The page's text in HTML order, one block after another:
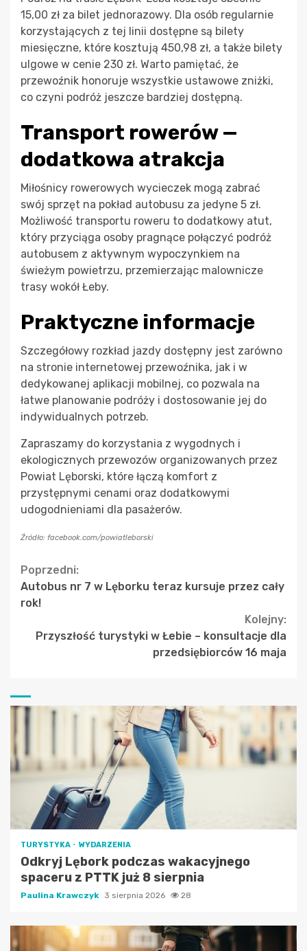
15,00 zł za bilet jednorazowy. Dla osób regularnie
korzystających z tej linii dostępne są bilety
miesięczne, które kosztują 450,98 zł, a także bilety
ulgowe w cenie 230 zł. Warto pamiętać, że
przewoźnik honoruje wszystkie ustawowe zniżki,
co czyni podróż jeszcze bardziej dostępną.
Transport rowerów —
dodatkowa atrakcja
Miłośnicy rowerowych wycieczek mogą zabrać
swój sprzęt na pokład autobusu za jedyne 5 zł.
Możliwość transportu roweru to dodatkowy atut,
który przyciąga osoby pragnące połączyć podróż
autobusem z aktywnym wypoczynkiem na
świeżym powietrzu, przemierzając malownicze
trasy wokół Łeby.
Praktyczne informacje
Szczegółowy rozkład jazdy dostępny jest zarówno
na stronie internetowej przewoźnika, jak i w
dedykowanej aplikacji mobilnej, co pozwala na
łatwe planowanie podróży i dostosowanie jej do
indywidualnych potrzeb.
Zapraszamy do korzystania z wygodnych i
ekologicznych przewozów organizowanych przez
Powiat Lęborski, które łączą komfort z
przystępnymi cenami oraz dodatkowymi
udogodnieniami dla pasażerów.
Źródło: facebook.com/powiatleborski
Continue
Reading
Poprzedni:
Autobus nr 7 w Lęborku teraz kursuje przez cały
rok!
Kolejny:
Przyszłość turystyki w Łebie – konsultacje dla
przedsiębiorców 16 maja
TURYSTYKA WYDARZENIA
Odkryj Lębork podczas wakacyjnego
spaceru z PTTK już 8 sierpnia
Paulina Krawczyk 3 sierpnia 2026 28